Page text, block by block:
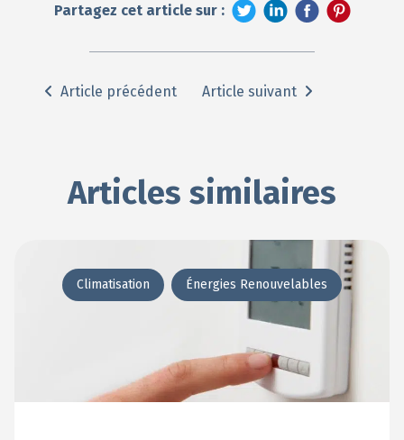
Partagez cet article sur :
Article précédent Article suivant
Articles similaires
Climatisation Énergies Renouvelables